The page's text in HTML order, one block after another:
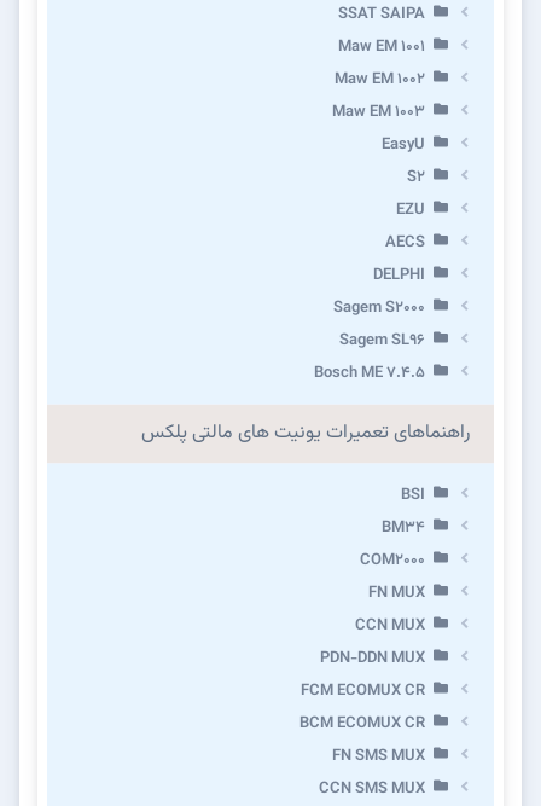
SSAT SAIPA
Maw EM 1001
Maw EM 1002
Maw EM 1003
EasyU
S2
EZU
AECS
DELPHI
Sagem S2000
Sagem SL96
Bosch ME 7.4.5
راهنماهای تعمیرات یونیت های مالتی پلکس
BSI
BM34
COM2000
FN MUX
CCN MUX
PDN-DDN MUX
FCM ECOMUX CR
BCM ECOMUX CR
FN SMS MUX
CCN SMS MUX